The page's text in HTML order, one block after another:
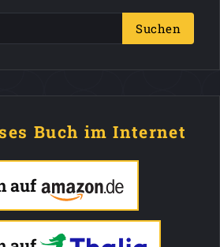
Suchen
Buch im Internet
auf